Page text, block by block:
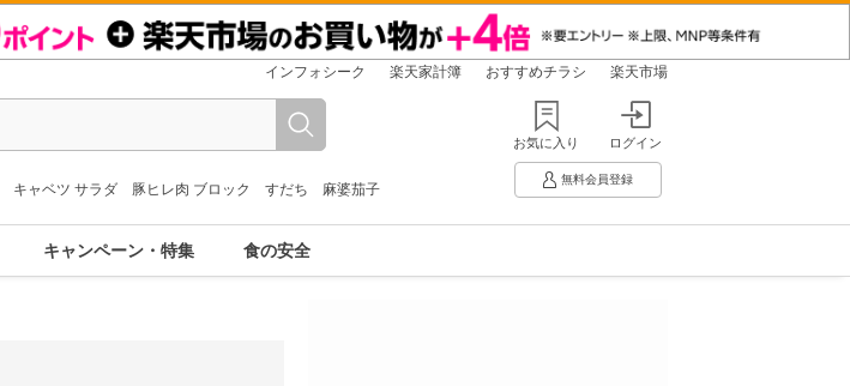
インフォシーク 楽天家計簿 おすすめチラシ 楽天市場
キャベツ サラダ 豚ヒレ肉 ブロック すだち 麻婆茄子
お気に入り ログイン
無料会員登録
キャンペーン・特集 食の安全